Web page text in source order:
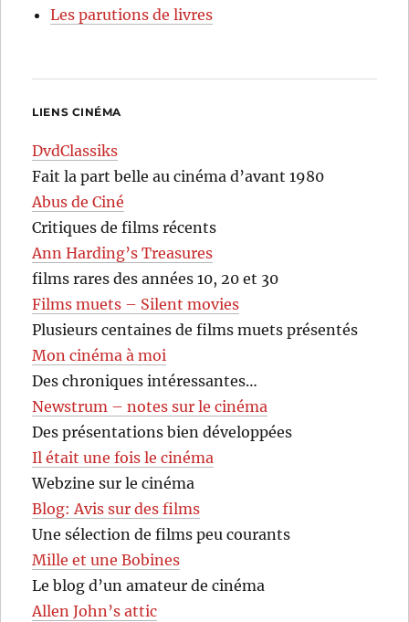
Les parutions de livres
LIENS CINÉMA
DvdClassiks
Fait la part belle au cinéma d’avant 1980
Abus de Ciné
Critiques de films récents
Ann Harding’s Treasures
films rares des années 10, 20 et 30
Films muets – Silent movies
Plusieurs centaines de films muets présentés
Mon cinéma à moi
Des chroniques intéressantes…
Newstrum – notes sur le cinéma
Des présentations bien développées
Il était une fois le cinéma
Webzine sur le cinéma
Blog: Avis sur des films
Une sélection de films peu courants
Mille et une Bobines
Le blog d’un amateur de cinéma
Allen John’s attic